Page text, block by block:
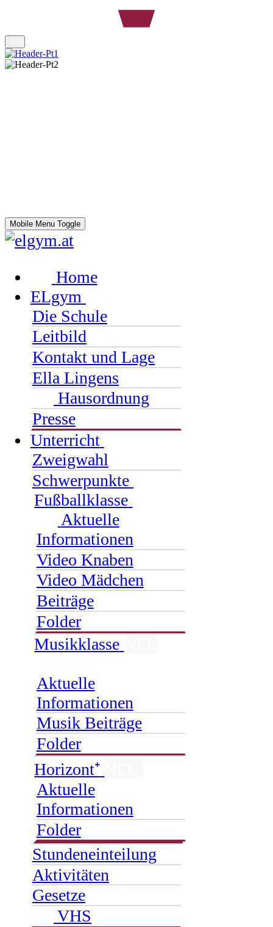
Mobile Menu Toggle
Home
ELgym
Die Schule
Leitbild
Kontakt und Lage
Ella Lingens
Hausordnung
Presse
Unterricht
Zweigwahl
Schwerpunkte
Fußballklasse
Aktuelle
Informationen
Video Knaben
Video Mädchen
Beiträge
Folder
Musikklasse
Aktuelle
Informationen
Musik Beiträge
Folder
Horizont⁺
Aktuelle
Informationen
Folder
Stundeneinteilung
Aktivitäten
Gesetze
VHS